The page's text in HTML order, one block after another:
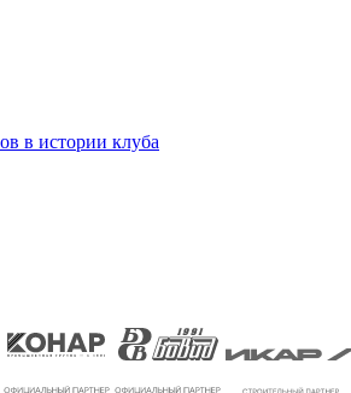
в истории клуба